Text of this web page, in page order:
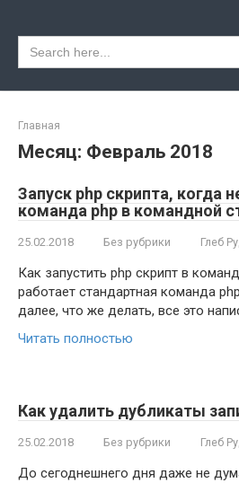
контенту
Search
for:
Главная
Месяц: Февраль 2018
Запуск php скрипта, когда
команда php в командной
25.02.2018 Без рубрики Глеб
Как запустить php скрипт в
работает стандартная команда
далее, что же делать, все это
Читать полностью
Как удалить дубликаты
25.02.2018 Без рубрики Глеб
До сегоднешнего дня даже не